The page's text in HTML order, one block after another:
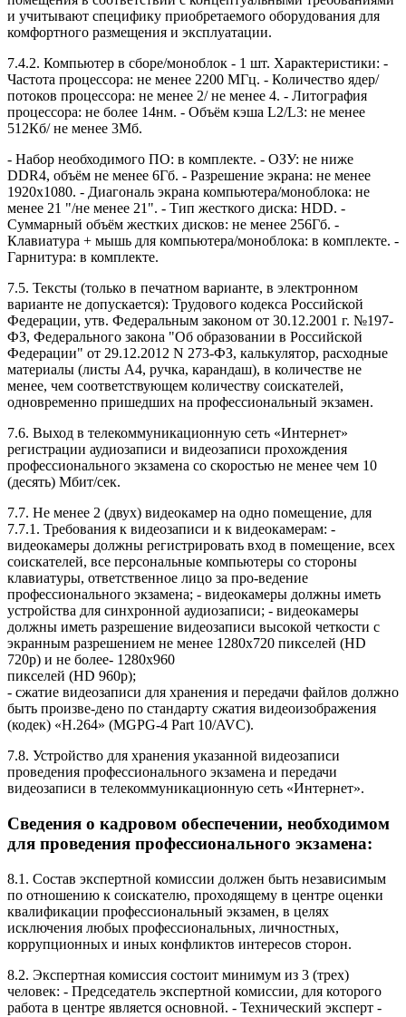
и учитывают специфику приобретаемого оборудования для
комфортного размещения и эксплуатации.
7.4.2. Компьютер в сборе/моноблок - 1 шт. Характеристики: -
Частота процессора: не менее 2200 МГц. - Количество ядер/
потоков процессора: не менее 2/ не менее 4. - Литография
процессора: не более 14нм. - Объём кэша L2/L3: не менее
512Кб/ не менее 3Мб.
- Набор необходимого ПО: в комплекте. - ОЗУ: не ниже
DDR4, объём не менее 6Гб. - Разрешение экрана: не менее
1920x1080. - Диагональ экрана компьютера/моноблока: не
менее 21 "/не менее 21". - Тип жесткого диска: HDD. -
Суммарный объём жестких дисков: не менее 256Гб. -
Клавиатура + мышь для компьютера/моноблока: в комплекте. -
Гарнитура: в комплекте.
7.5. Тексты (только в печатном варианте, в электронном
варианте не допускается): Трудового кодекса Российской
Федерации, утв. Федеральным законом от 30.12.2001 г. №197-
ФЗ, Федерального закона "Об образовании в Российской
Федерации" от 29.12.2012 N 273-ФЗ, калькулятор, расходные
материалы (листы А4, ручка, карандаш), в количестве не
менее, чем соответствующем количеству соискателей,
одновременно пришедших на профессиональный экзамен.
7.6. Выход в телекоммуникационную сеть «Интернет»
регистрации аудиозаписи и видеозаписи прохождения
профессионального экзамена со скоростью не менее чем 10
(десять) Мбит/сек.
7.7. Не менее 2 (двух) видеокамер на одно помещение, для
7.7.1. Требования к видеозаписи и к видеокамерам: -
видеокамеры должны регистрировать вход в помещение, всех
соискателей, все персональные компьютеры со стороны
клавиатуры, ответственное лицо за про-ведение
профессионального экзамена; - видеокамеры должны иметь
устройства для синхронной аудиозаписи; - видеокамеры
должны иметь разрешение видеозаписи высокой четкости с
экранным разрешением не менее 1280x720 пикселей (HD
720p) и не более- 1280х960
пикселей (HD 960p);
- сжатие видеозаписи для хранения и передачи файлов должно
быть произве-дено по стандарту сжатия видеоизображения
(кодек) «H.264» (MGPG-4 Part 10/AVC).
7.8. Устройство для хранения указанной видеозаписи
проведения профессионального экзамена и передачи
видеозаписи в телекоммуникационную сеть «Интернет».
Сведения о кадровом обеспечении, необходимом
для проведения профессионального экзамена:
8.1. Состав экспертной комиссии должен быть независимым
по отношению к соискателю, проходящему в центре оценки
квалификации профессиональный экзамен, в целях
исключения любых профессиональных, личностных,
коррупционных и иных конфликтов интересов сторон.
8.2. Экспертная комиссия состоит минимум из 3 (трех)
человек: - Председатель экспертной комиссии, для которого
работа в центре является основной. - Технический эксперт -